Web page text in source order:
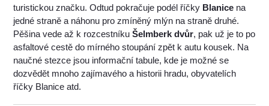
turistickou značku. Odtud pokračuje podél říčky Blanice na
jedné straně a náhonu pro zmíněný mlýn na straně druhé.
Pěšina vede až k rozcestníkuŠelmberk dvůr, pak už je to po
asfaltové cestě do mírného stoupání zpět k autu kousek. Na
naučné stezce jsou informační tabule, kde je možné se
dozvědět mnoho zajímavého a historii hradu, obyvatelích
říčky Blanice atd.